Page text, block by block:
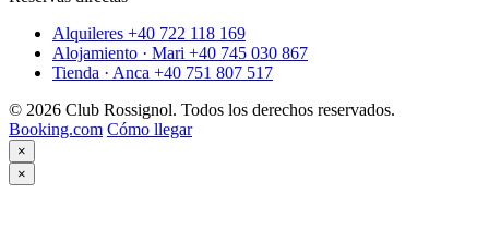
Alquileres +40 722 118 169
Alojamiento · Mari +40 745 030 867
Tienda · Anca +40 751 807 517
© 2026 Club Rossignol. Todos los derechos reservados.
Booking.com Cómo llegar
×
×